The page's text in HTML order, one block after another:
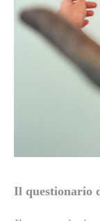
Il questionario